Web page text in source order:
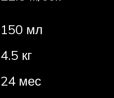
150 мл
4.5 кг
24 мес